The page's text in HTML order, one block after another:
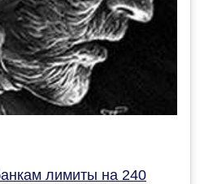
лимиты на 240